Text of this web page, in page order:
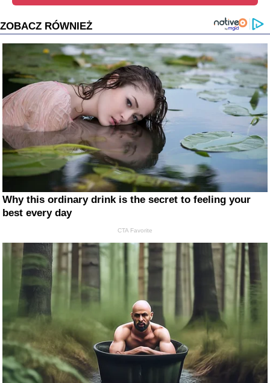
ZOBACZ RÓWNIEŻ
Why this ordinary drink is the secret to feeling your
best every day
CTA Favorite